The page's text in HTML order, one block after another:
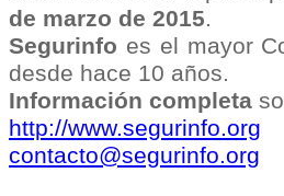
de marzo de 2015.
Segurinfo es el mayor
desde hace 10 años.
Información completa
http://www.segurinfo.org
contacto@segurinfo.org